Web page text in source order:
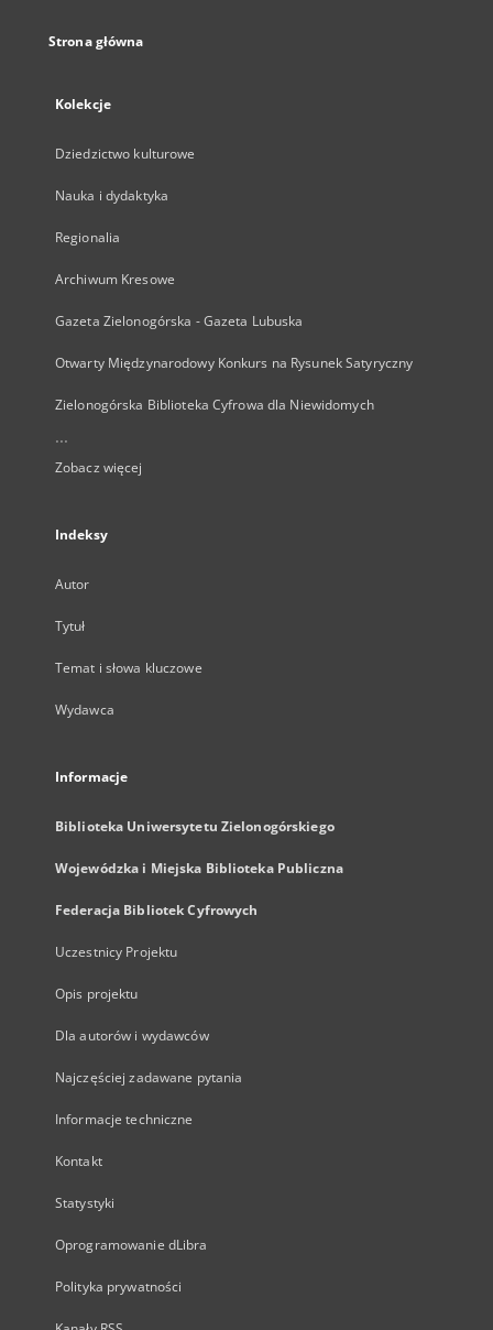
Strona główna
Kolekcje
Dziedzictwo kulturowe
Nauka i dydaktyka
Regionalia
Archiwum Kresowe
Gazeta Zielonogórska - Gazeta Lubuska
Otwarty Międzynarodowy Konkurs na Rysunek Satyryczny
Zielonogórska Biblioteka Cyfrowa dla Niewidomych
...
Zobacz więcej
Indeksy
Autor
Tytuł
Temat i słowa kluczowe
Wydawca
Informacje
Biblioteka Uniwersytetu Zielonogórskiego
Wojewódzka i Miejska Biblioteka Publiczna
Federacja Bibliotek Cyfrowych
Uczestnicy Projektu
Opis projektu
Dla autorów i wydawców
Najczęściej zadawane pytania
Informacje techniczne
Kontakt
Statystyki
Oprogramowanie dLibra
Polityka prywatności